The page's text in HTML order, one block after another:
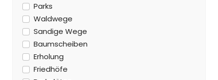
Parks
Waldwege
Sandige Wege
Baumscheiben
Erholung
Friedhöfe